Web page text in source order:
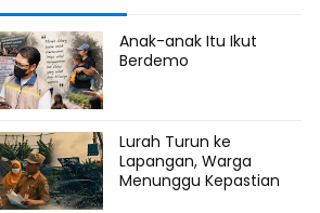
Anak-anak Itu Ikut
Berdemo
Lurah Turun ke
Lapangan, Warga
Menunggu Kepastian